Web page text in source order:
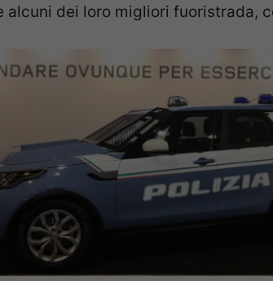
alcuni dei loro migliori fuoristrada,